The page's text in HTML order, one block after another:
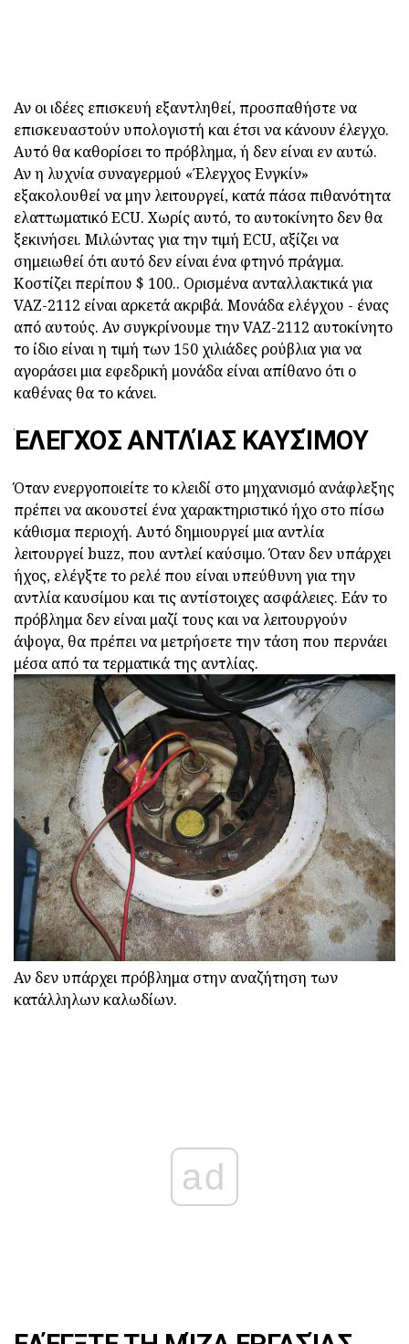
Αν οι ιδέες επισκευή εξαντληθεί, προσπαθήστε να
επισκευαστούν υπολογιστή και έτσι να κάνουν έλεγχο.
Αυτό θα καθορίσει το πρόβλημα, ή δεν είναι εν αυτώ.
Αν η λυχνία συναγερμού «Έλεγχος Ενγκίν»
εξακολουθεί να μην λειτουργεί, κατά πάσα πιθανότητα
ελαττωματικό ECU. Χωρίς αυτό, το αυτοκίνητο δεν θα
ξεκινήσει. Μιλώντας για την τιμή ECU, αξίζει να
σημειωθεί ότι αυτό δεν είναι ένα φτηνό πράγμα.
Κοστίζει περίπου $ 100.. Ορισμένα ανταλλακτικά για
VAZ-2112 είναι αρκετά ακριβά. Μονάδα ελέγχου - ένας
από αυτούς. Αν συγκρίνουμε την VAZ-2112 αυτοκίνητο
το ίδιο είναι η τιμή των 150 χιλιάδες ρούβλια για να
αγοράσει μια εφεδρική μονάδα είναι απίθανο ότι ο
καθένας θα το κάνει.
ΈΛΕΓΧΟΣ ΑΝΤΛΊΑΣ ΚΑΥΣΊΜΟΥ
Όταν ενεργοποιείτε το κλειδί στο μηχανισμό ανάφλεξης
πρέπει να ακουστεί ένα χαρακτηριστικό ήχο στο πίσω
κάθισμα περιοχή. Αυτό δημιουργεί μια αντλία
λειτουργεί buzz, που αντλεί καύσιμο. Όταν δεν υπάρχει
ήχος, ελέγξτε το ρελέ που είναι υπεύθυνη για την
αντλία καυσίμου και τις αντίστοιχες ασφάλειες. Εάν το
πρόβλημα δεν είναι μαζί τους και να λειτουργούν
άψογα, θα πρέπει να μετρήσετε την τάση που περνάει
μέσα από τα τερματικά της αντλίας.
Αν δεν υπάρχει πρόβλημα στην αναζήτηση των
κατάλληλων καλωδίων.
ad